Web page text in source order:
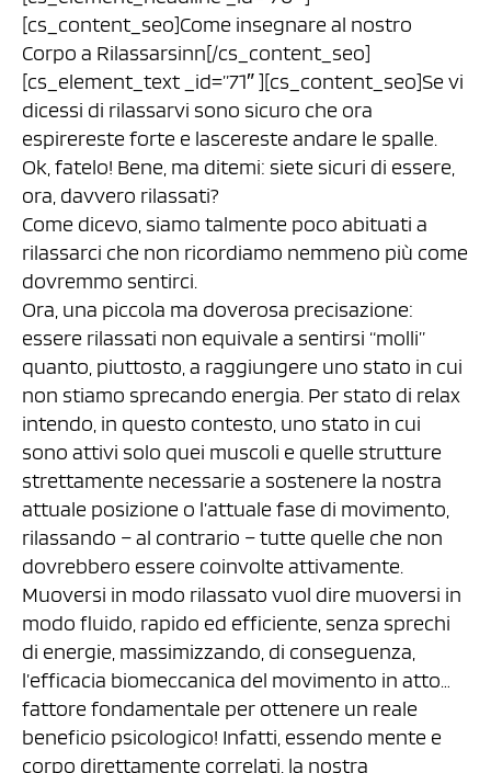
[cs_content_seo]Come insegnare al nostro
Corpo a Rilassarsinn[/cs_content_seo]
[cs_element_text _id=”71″ ][cs_content_seo]Se vi
dicessi di rilassarvi sono sicuro che ora
espirereste forte e lascereste andare le spalle.
Ok, fatelo! Bene, ma ditemi: siete sicuri di essere,
ora, davvero rilassati?
Come dicevo, siamo talmente poco abituati a
rilassarci che non ricordiamo nemmeno più come
dovremmo sentirci.
Ora, una piccola ma doverosa precisazione:
essere rilassati non equivale a sentirsi “molli”
quanto, piuttosto, a raggiungere uno stato in cui
non stiamo sprecando energia. Per stato di relax
intendo, in questo contesto, uno stato in cui
sono attivi solo quei muscoli e quelle strutture
strettamente necessarie a sostenere la nostra
attuale posizione o l’attuale fase di movimento,
rilassando – al contrario – tutte quelle che non
dovrebbero essere coinvolte attivamente.
Muoversi in modo rilassato vuol dire muoversi in
modo fluido, rapido ed efficiente, senza sprechi
di energie, massimizzando, di conseguenza,
l’efficacia biomeccanica del movimento in atto…
fattore fondamentale per ottenere un reale
beneficio psicologico! Infatti, essendo mente e
corpo direttamente correlati, la nostra